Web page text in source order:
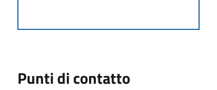
Punti di contatto